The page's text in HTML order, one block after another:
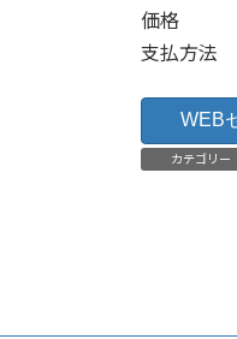
価格 ：
支払方法
カテゴリー